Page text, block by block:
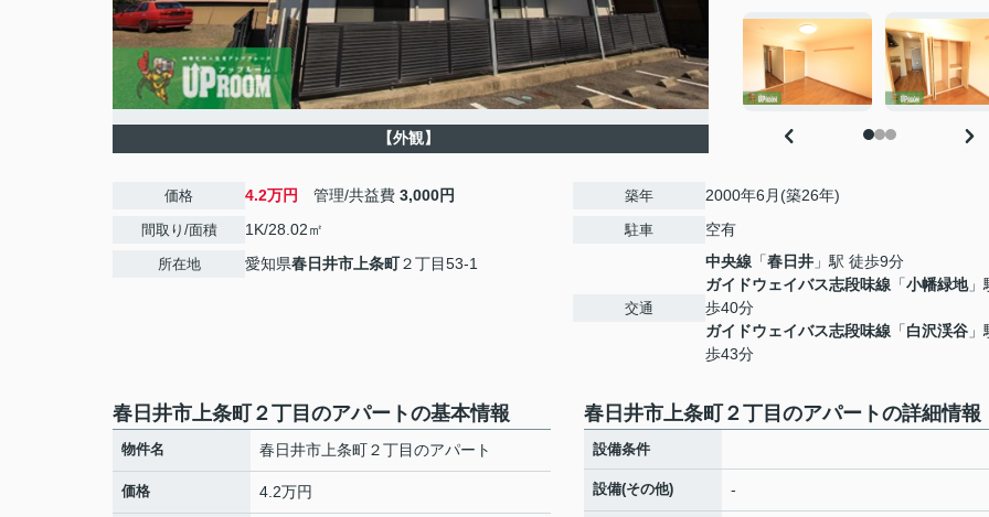
【外観】
価格 4.2万円 管理/共益費 3,000円
間取り/面積 1K/28.02㎡
所在地 愛知県春日井市 上条町２丁目53-1
築年 2000年6月(築26年)
駐車 空有
交通
中央線 「春日井 」駅 徒歩9分
ガイドウェイバス志段味線 「小幡緑地」
歩40分
ガイドウェイバス志段味線 「白沢渓谷
歩43分
春日井市上条町２丁目のアパートの基本情報
物件名 春日井市上条町２丁目のアパート
価格 4.2万円
春日井市上条町２丁目のアパートの詳細情報
設備条件
設備(その他) -